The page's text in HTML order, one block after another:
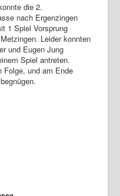
die 2.
nach Ergenzingen
1 Spiel Vorsprung
Leider konnten
und Eugen Jung
Spiel antreten.
Folge, und am Ende